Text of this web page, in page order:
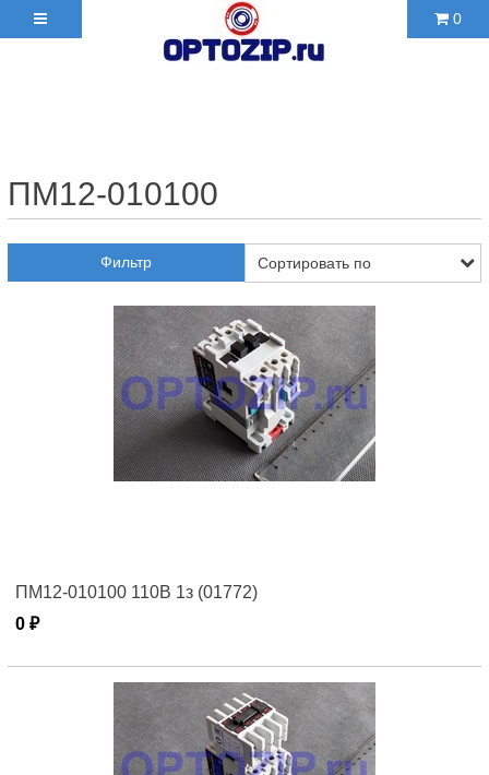
0
ПМ12-010100
Фильтр
ПМ12-010100 110В 1з (01772)
0 ₽